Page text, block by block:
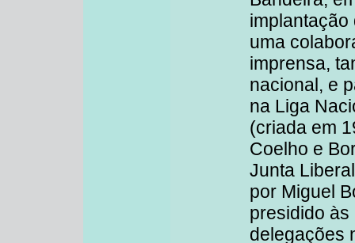
implantação
uma
imprensa,
nacional, e
na Liga
(criada em
Coelho e
Junta
por Miguel
presidido
delegações